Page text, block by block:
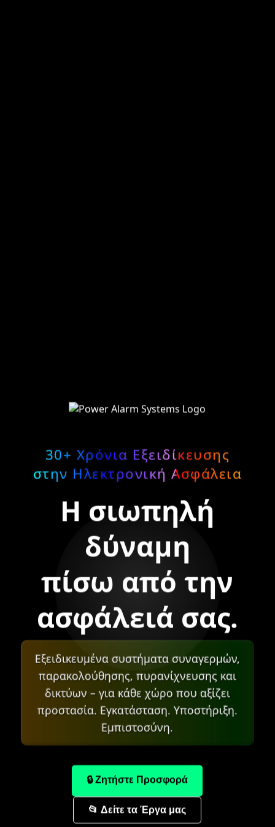
30+ Χρόνια Εξειδίκευσης
στην Ηλεκτρονική Ασφάλεια
Η σιωπηλή
δύναμη
πίσω από την
ασφάλειά σας.
Εξειδικευμένα συστήματα συναγερμών,
παρακολούθησης, πυρανίχνευσης και
δικτύων – για κάθε χώρο που αξίζει
προστασία. Εγκατάσταση. Υποστήριξη.
Εμπιστοσύνη.
🔒 Ζητήστε Προσφορά
📂 Δείτε τα Έργα μας